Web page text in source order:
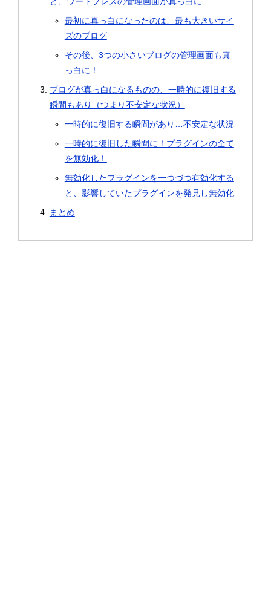
最初に真っ白になったのは、最も大きいサイ
ズのブログ
その後、3つの小さいブログの管理画面も真
っ白に！
ブログが真っ白になるものの、一時的に復旧する
瞬間もあり（つまり不安定な状況）
一時的に復旧する瞬間があり…不安定な状況
一時的に復旧した瞬間に！プラグインの全て
を無効化！
無効化したプラグインを一つづつ有効化する
と、影響していたプラグインを発見し無効化
まとめ